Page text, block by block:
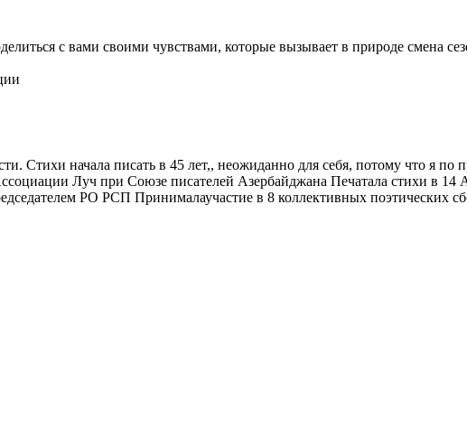
с вами своими чувствами, которые вызывает в природе смена
Стихи начала писать в 45 лет,, неожиданно для себя, потому что я
Луч при Союзе писателей Азербайджана Печатала стихи в
РО РСП Принималаучастие в 8 коллективных поэтических